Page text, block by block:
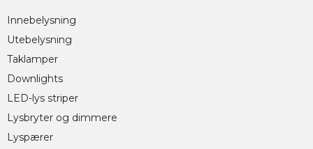
Innebelysning
Utebelysning
Taklamper
Downlights
LED-lys striper
Lysbryter og dimmere
Lyspærer